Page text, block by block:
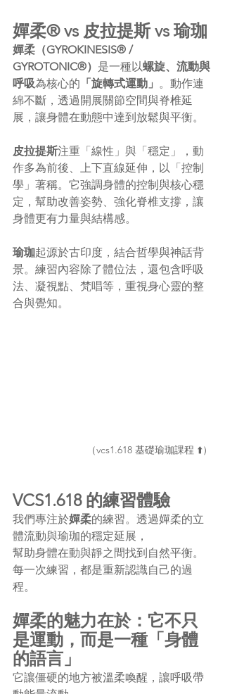
嬋柔® vs 皮拉提斯 vs 瑜珈
嬋柔（GYROKINESIS® /
GYROTONIC®） 是一種以螺旋、流動與
呼吸為核心的 「旋轉式運動」 。動作連
綿不斷，透過開展關節空間與脊椎延
展，讓身體在動態中達到放鬆與平衡。
皮拉提斯注重「線性」與「穩定」，動
作多為前後、上下直線延伸，以「控制
學」著稱。它強調身體的控制與核心穩
定，幫助改善姿勢、強化脊椎支撐，讓
身體更有力量與結構感。
瑜珈起源於古印度，結合哲學與神話背
景。練習內容除了體位法，還包含呼吸
法、凝視點、梵唱等，重視身心靈的整
合與覺知。
（vcs1.618 基礎瑜珈課程 ⬆️）
VCS1.618 的練習體驗
我們專注於嬋柔的練習。透過嬋柔的立
體流動與瑜珈的穩定延展，
幫助身體在動與靜之間找到自然平衡。
每一次練習，都是重新認識自己的過
程。
嬋柔的魅力在於：它不只
是運動，而是一種「身體
的語言」
它讓僵硬的地方被溫柔喚醒，讓呼吸帶